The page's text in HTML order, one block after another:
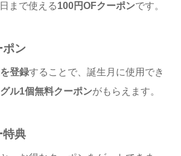
まで使える100円OFクーポンです。
ポン
登録することで、誕生月に使用でき
ル1個無料クーポンがもらえます。
特典